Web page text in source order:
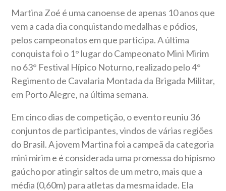
Martina Zoé é uma canoense de apenas 10 anos que
vem a cada dia conquistando medalhas e pódios,
pelos campeonatos em que participa. A última
conquista foi o 1° lugar do Campeonato Mini Mirim
no 63° Festival Hípico Noturno, realizado pelo 4°
Regimento de Cavalaria Montada da Brigada Militar,
em Porto Alegre, na última semana.
Em cinco dias de competição, o evento reuniu 36
conjuntos de participantes, vindos de várias regiões
do Brasil. A jovem Martina foi a campeã da categoria
mini mirim e é considerada uma promessa do hipismo
gaúcho por atingir saltos de um metro, mais que a
média (0,60m) para atletas da mesma idade. Ela